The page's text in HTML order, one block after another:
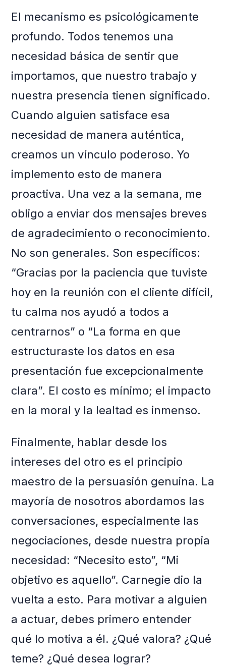
El mecanismo es psicológicamente
profundo. Todos tenemos una
necesidad básica de sentir que
importamos, que nuestro trabajo y
nuestra presencia tienen significado.
Cuando alguien satisface esa
necesidad de manera auténtica,
creamos un vínculo poderoso. Yo
implemento esto de manera
proactiva. Una vez a la semana, me
obligo a enviar dos mensajes breves
de agradecimiento o reconocimiento.
No son generales. Son específicos:
“Gracias por la paciencia que tuviste
hoy en la reunión con el cliente difícil,
tu calma nos ayudó a todos a
centrarnos” o “La forma en que
estructuraste los datos en esa
presentación fue excepcionalmente
clara”. El costo es mínimo; el impacto
en la moral y la lealtad es inmenso.
Finalmente, hablar desde los
intereses del otro es el principio
maestro de la persuasión genuina. La
mayoría de nosotros abordamos las
conversaciones, especialmente las
negociaciones, desde nuestra propia
necesidad: “Necesito esto”, “Mi
objetivo es aquello”. Carnegie dio la
vuelta a esto. Para motivar a alguien
a actuar, debes primero entender
qué lo motiva a él. ¿Qué valora? ¿Qué
teme? ¿Qué desea lograr?